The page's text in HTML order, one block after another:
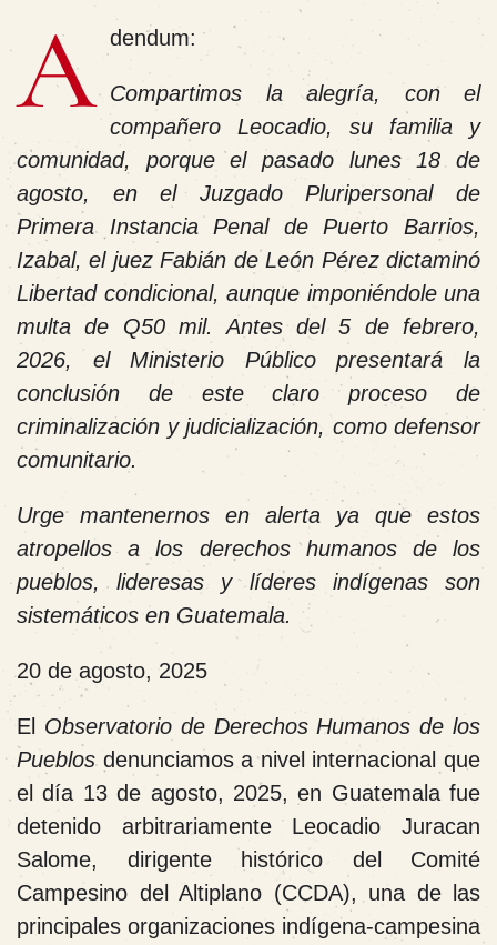
A dendum:
Compartimos la alegría, con el
compañero Leocadio, su familia y
comunidad, porque el pasado lunes 18 de
agosto, en el Juzgado Pluripersonal de
Primera Instancia Penal de Puerto Barrios,
Izabal, el juez Fabián de León Pérez dictaminó
Libertad condicional, aunque imponiéndole una
multa de Q50 mil. Antes del 5 de febrero,
2026, el Ministerio Público presentará la
conclusión de este claro proceso de
criminalización y judicialización, como defensor
comunitario.
Urge mantenernos en alerta ya que estos
atropellos a los derechos humanos de los
pueblos, lideresas y líderes indígenas son
sistemáticos en Guatemala.
20 de agosto, 2025
El Observatorio de Derechos Humanos de los
Pueblosdenunciamos a nivel internacional que
el día 13 de agosto, 2025, en Guatemala fue
detenido arbitrariamente Leocadio Juracan
Salome, dirigente histórico del Comité
Campesino del Altiplano (CCDA), una de las
principales organizaciones indígena-campesina